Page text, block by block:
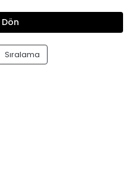
Sıralama